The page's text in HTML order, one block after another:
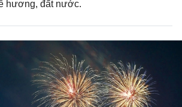
hương, đất nước.